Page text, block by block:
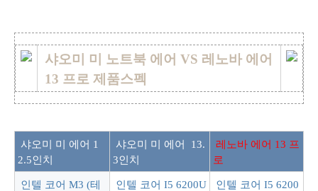
샤오미 미 노트북 에어 VS 레노바 에어
13 프로 제품스펙
샤오미 미 에어 1
2.5인치
샤오미 미 에어
13.
3인치
레노바 에어 13 프
로
인텔 코어 M3 (테
인텔 코어 I5 6200U
인텔 코어 I5 6200